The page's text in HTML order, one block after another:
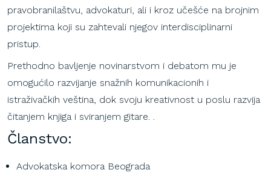
pravobranilaštvu, advokaturi, ali i kroz učešće na brojnim
projektima koji su zahtevali njegov interdisciplinarni
pristup.
Prethodno bavljenje novinarstvom i debatom mu je
omogućilo razvijanje snažnih komunikacionih i
istraživačkih veština, dok svoju kreativnost u poslu razvija
čitanjem knjiga i sviranjem gitare. .
Članstvo:
Advokatska komora Beograda